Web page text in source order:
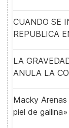
CUANDO SE
REPUBLICA
LA
ANULA LA
Macky
piel de gallina»